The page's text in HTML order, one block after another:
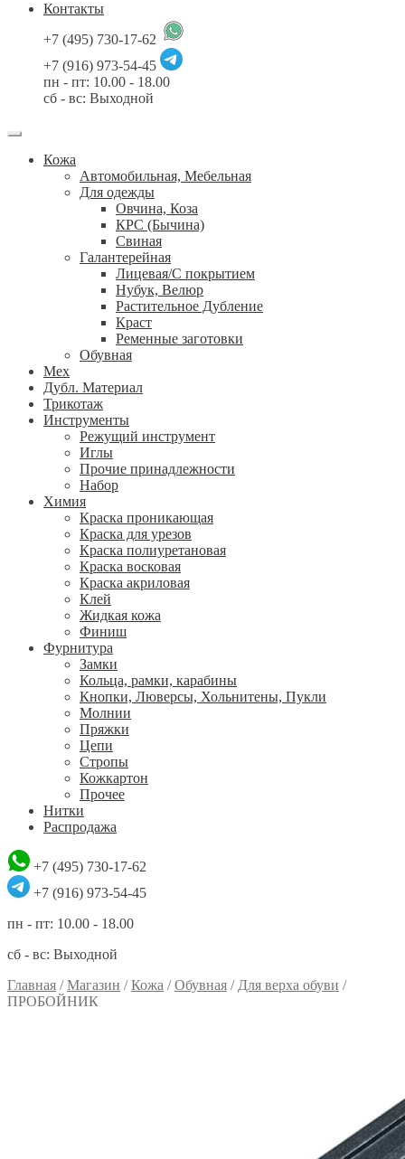
Контакты
+7 (495) 730-17-62
+7 (916) 973-54-45
пн - пт: 10.00 - 18.00
сб - вс: Выходной
Кожа
Автомобильная, Мебельная
Для одежды
Овчина, Коза
КРС (Бычина)
Свиная
Галантерейная
Лицевая/С покрытием
Нубук, Велюр
Растительное Дубление
Краст
Ременные заготовки
Обувная
Мех
Дубл. Материал
Трикотаж
Инструменты
Режущий инструмент
Иглы
Прочие принадлежности
Набор
Химия
Краска проникающая
Краска для урезов
Краска полиуретановая
Краска восковая
Краска акриловая
Клей
Жидкая кожа
Финиш
Фурнитура
Замки
Кольца, рамки, карабины
Кнопки, Люверсы, Хольнитены, Пукли
Молнии
Пряжки
Цепи
Стропы
Кожкартон
Прочее
Нитки
Распродажа
+7 (495) 730-17-62
+7 (916) 973-54-45
пн - пт: 10.00 - 18.00
сб - вс: Выходной
Главная /Магазин /Кожа /Обувная / Для верха обуви /
ПРОБОЙНИК